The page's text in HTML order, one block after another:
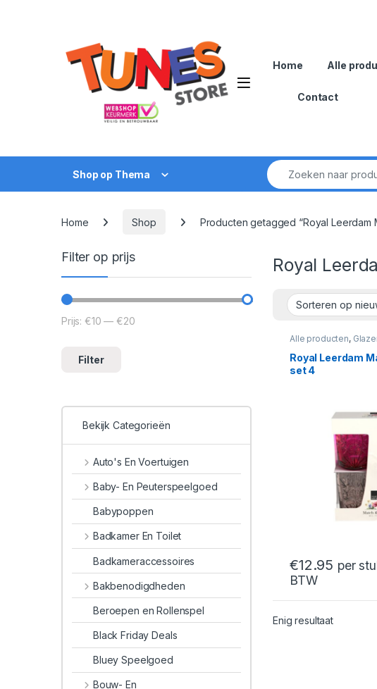
Open
Home Alle
Contact
Shop op Thema
Zoek naar:
Home Shop Producten getagged “Royal Leerdam
Royal
Alle producten,
Royal Leerdam
set 4
€12.95 per
BTW
Enig resultaat
Filter op prijs
Min. prijs
Max. prijs
Filter
Prijs: €10 — €20
Bekijk Categorieën
Auto's En Voertuigen
Baby- En Peuterspeelgoed
Babypoppen
Badkamer En Toilet
Badkameraccessoires
Bakbenodigdheden
Beroepen en Rollenspel
Black Friday Deals
Bluey Speelgoed
Bouw- En